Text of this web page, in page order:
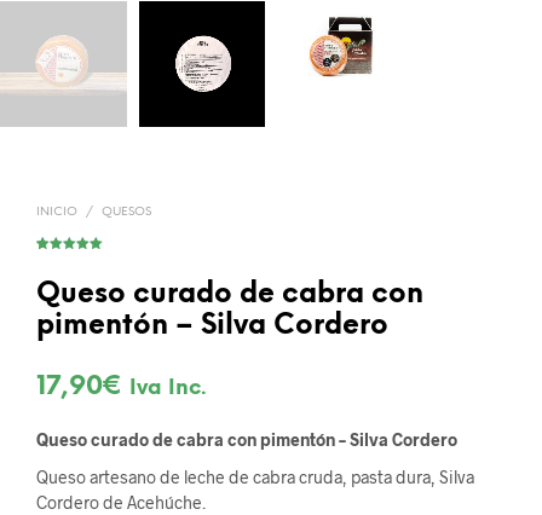
INICIO / QUESOS
en base a
valoracione
s de
clientes
Queso curado de cabra con
pimentón – Silva Cordero
17,90€ Iva Inc.
Queso curado de cabra con pimentón – Silva Cordero
Queso artesano de leche de cabra cruda, pasta dura, Silva
Cordero de Acehúche.